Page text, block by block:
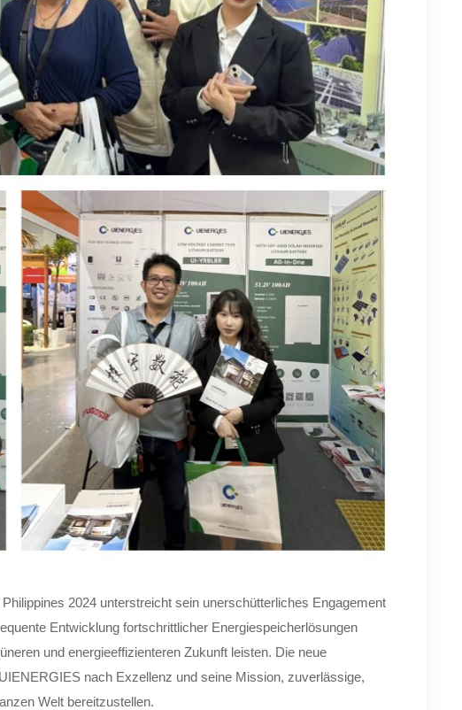
2024 unterstreicht sein unerschütterliches Engagement
Entwicklung fortschrittlicher Energiespeicherlösungen
und energieeffizienteren Zukunft leisten. Die neue
nach Exzellenz und seine Mission, zuverlässige,
Welt bereitzustellen.